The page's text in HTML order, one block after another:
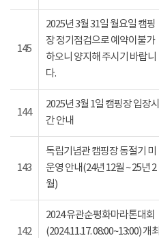
145
2025년 3월 31일 월요일 캠핑
장 정기점검으로 예약이불가
하오니 양지해 주시기 바랍니
다.
144
2025년 3월 1일 캠핑장 입장시
간 안내
143
독립기념관 캠핑장 동절기 미
운영 안내(24년 12월 ~ 25년 2
월)
142
2024 유관순평화마라톤대회
(2024.11.17. 08:00~13:00) 개최